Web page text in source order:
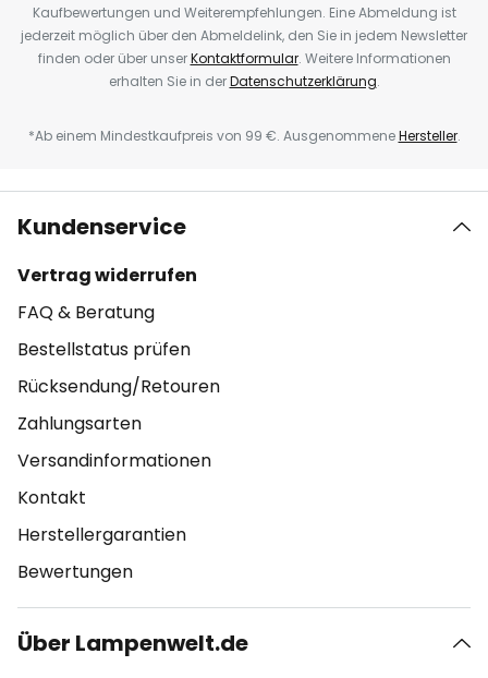
Kaufbewertungen und Weiterempfehlungen. Eine Abmeldung ist
jederzeit möglich über den Abmeldelink, den Sie in jedem Newsletter
finden oder über unserKontaktformular. Weitere Informationen
erhalten Sie in derDatenschutzerklärung.
*Ab einem Mindestkaufpreis von 99 €. AusgenommeneHersteller.
Kundenservice
Vertrag widerrufen
FAQ & Beratung
Bestellstatus prüfen
Rücksendung/Retouren
Zahlungsarten
Versandinformationen
Kontakt
Herstellergarantien
Bewertungen
Über Lampenwelt.de